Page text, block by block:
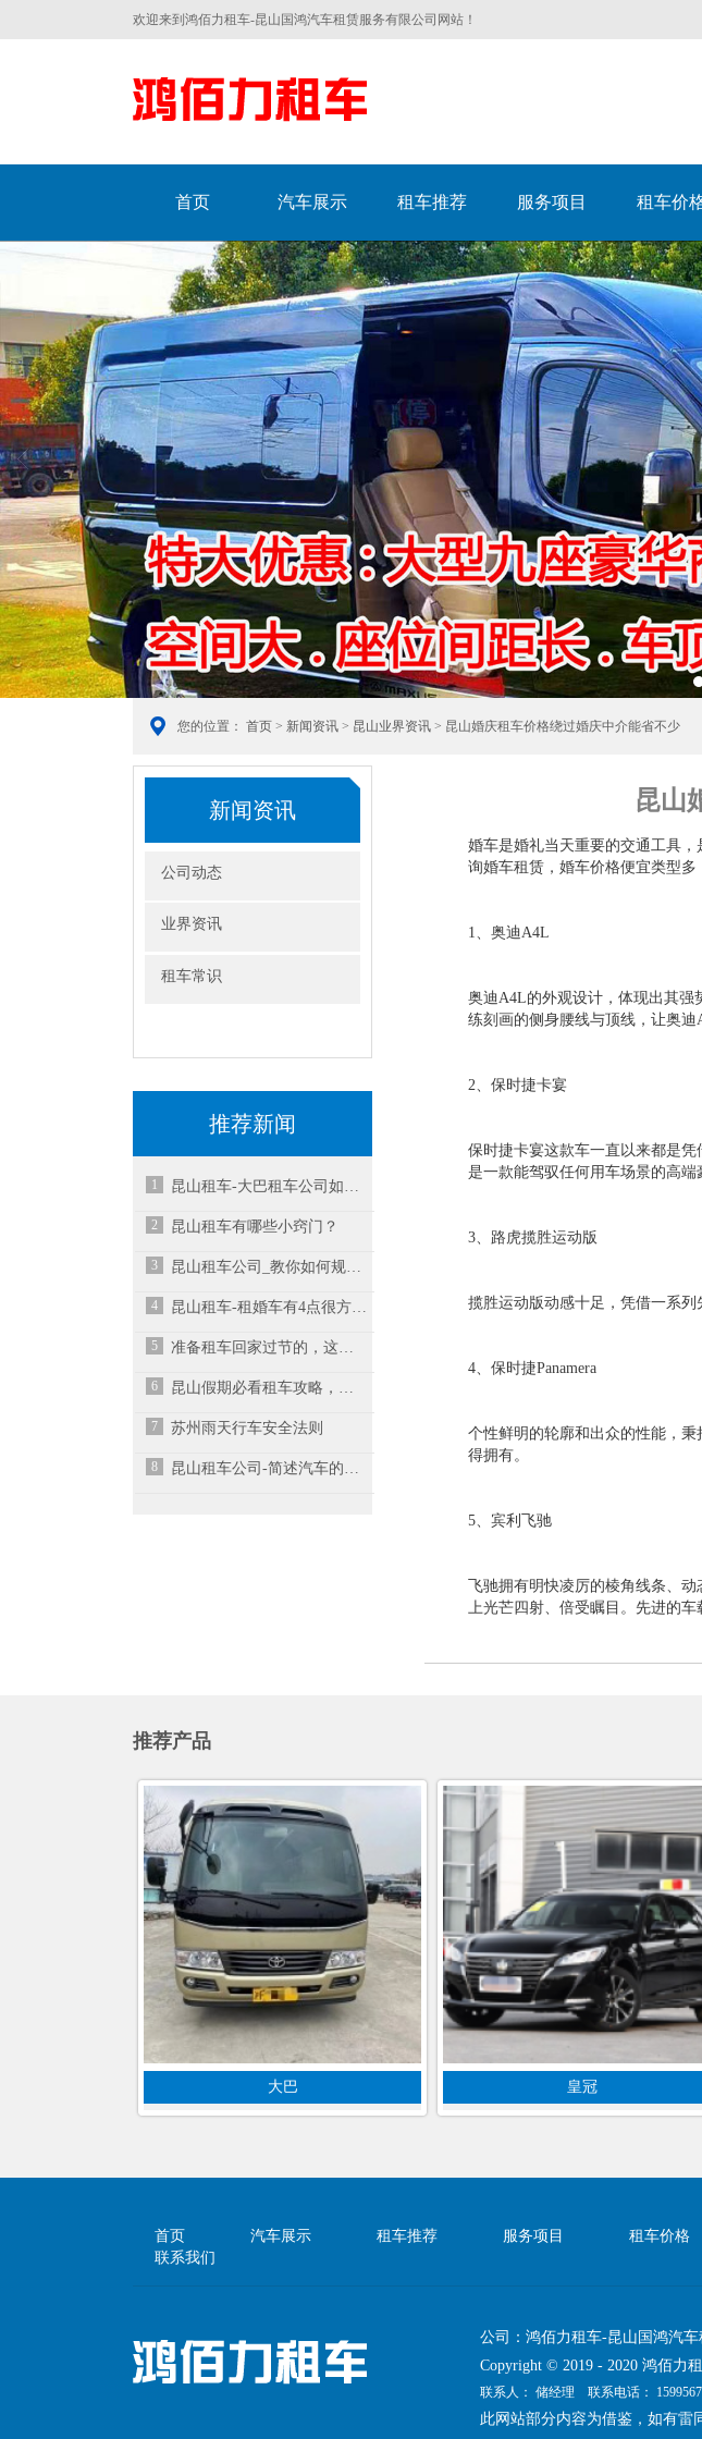
欢迎来到鸿佰力租车-昆山国鸿汽车租赁服务有限公司网站！
首页 汽车展示 租车推荐 服务项目 租车价
您的位置： 首页 > 新闻资讯 > 昆山业界资讯 > 昆山婚庆租车价格绕过婚庆中介能省不少
新闻资讯
公司动态
业界资讯
租车常识
推荐新闻
1 昆山租车-大巴租车公司如何提升业务水平？
2 昆山租车有哪些小窍门？
3 昆山租车公司_教你如何规避风险租车
4 昆山租车-租婚车有4点很方便的地方
5 准备租车回家过节的，这六点必须要清楚-昆山汽车租赁公司
6 昆山假期必看租车攻略，租车平台如何选择？
7 苏州雨天行车安全法则
8 昆山租车公司-简述汽车的保养小知识
昆山
婚车是婚礼当天重要的交通工具
询婚车租赁，婚车价格便宜类型多
1、奥迪A4L
奥迪A4L的外观设计，体现出其强
练刻画的侧身腰线与顶线，让奥迪
2、保时捷卡宴
保时捷卡宴这款车一直以来都是
是一款能驾驭任何用车场景的高端
3、路虎揽胜运动版
揽胜运动版动感十足，凭借一系
4、保时捷Panamera
个性鲜明的轮廓和出众的性能，
得拥有。
5、宾利飞驰
飞驰拥有明快凌厉的棱角线条、
上光芒四射、倍受瞩目。先进的车
推荐产品
大巴 皇冠
首页 汽车展示 租车推荐 服务项目 租车价格
联系我们
公司：鸿佰力租车-昆山国鸿汽
Copyright © 2019 - 2020 鸿佰力
联系人： 储经理 联系电话：
此网站部分内容为借鉴，如有雷